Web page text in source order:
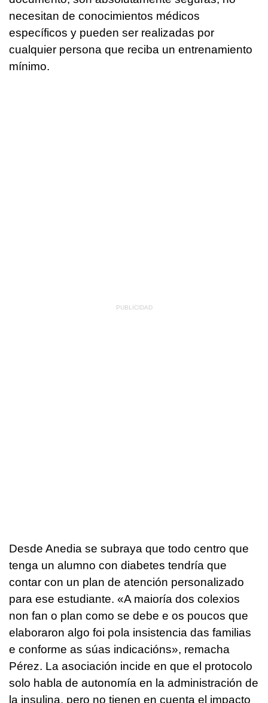
necesitan de conocimientos médicos
específicos y pueden ser realizadas por
cualquier persona que reciba un entrenamiento
mínimo.
Desde Anedia se subraya que todo centro que
tenga un alumno con diabetes tendría que
contar con un plan de atención personalizado
para ese estudiante. «A maioría dos colexios
non fan o plan como se debe e os poucos que
elaboraron algo foi pola insistencia das familias
e conforme as súas indicacións», remacha
Pérez. La asociación incide en que el protocolo
solo habla de autonomía en la administración de
la insulina, pero no tienen en cuenta el impacto